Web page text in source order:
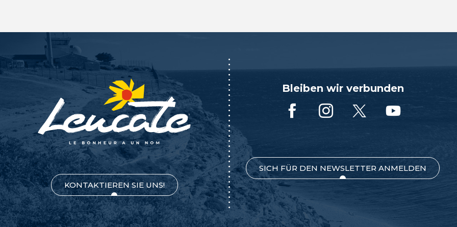
KONTAKTIEREN SIE UNS!
Bleiben wir verbunden
SICH FÜR DEN NEWSLETTER ANMELDEN